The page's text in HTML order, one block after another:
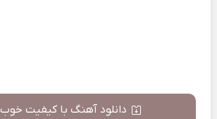
دانلود آهنگ با کیفیت خوب 128